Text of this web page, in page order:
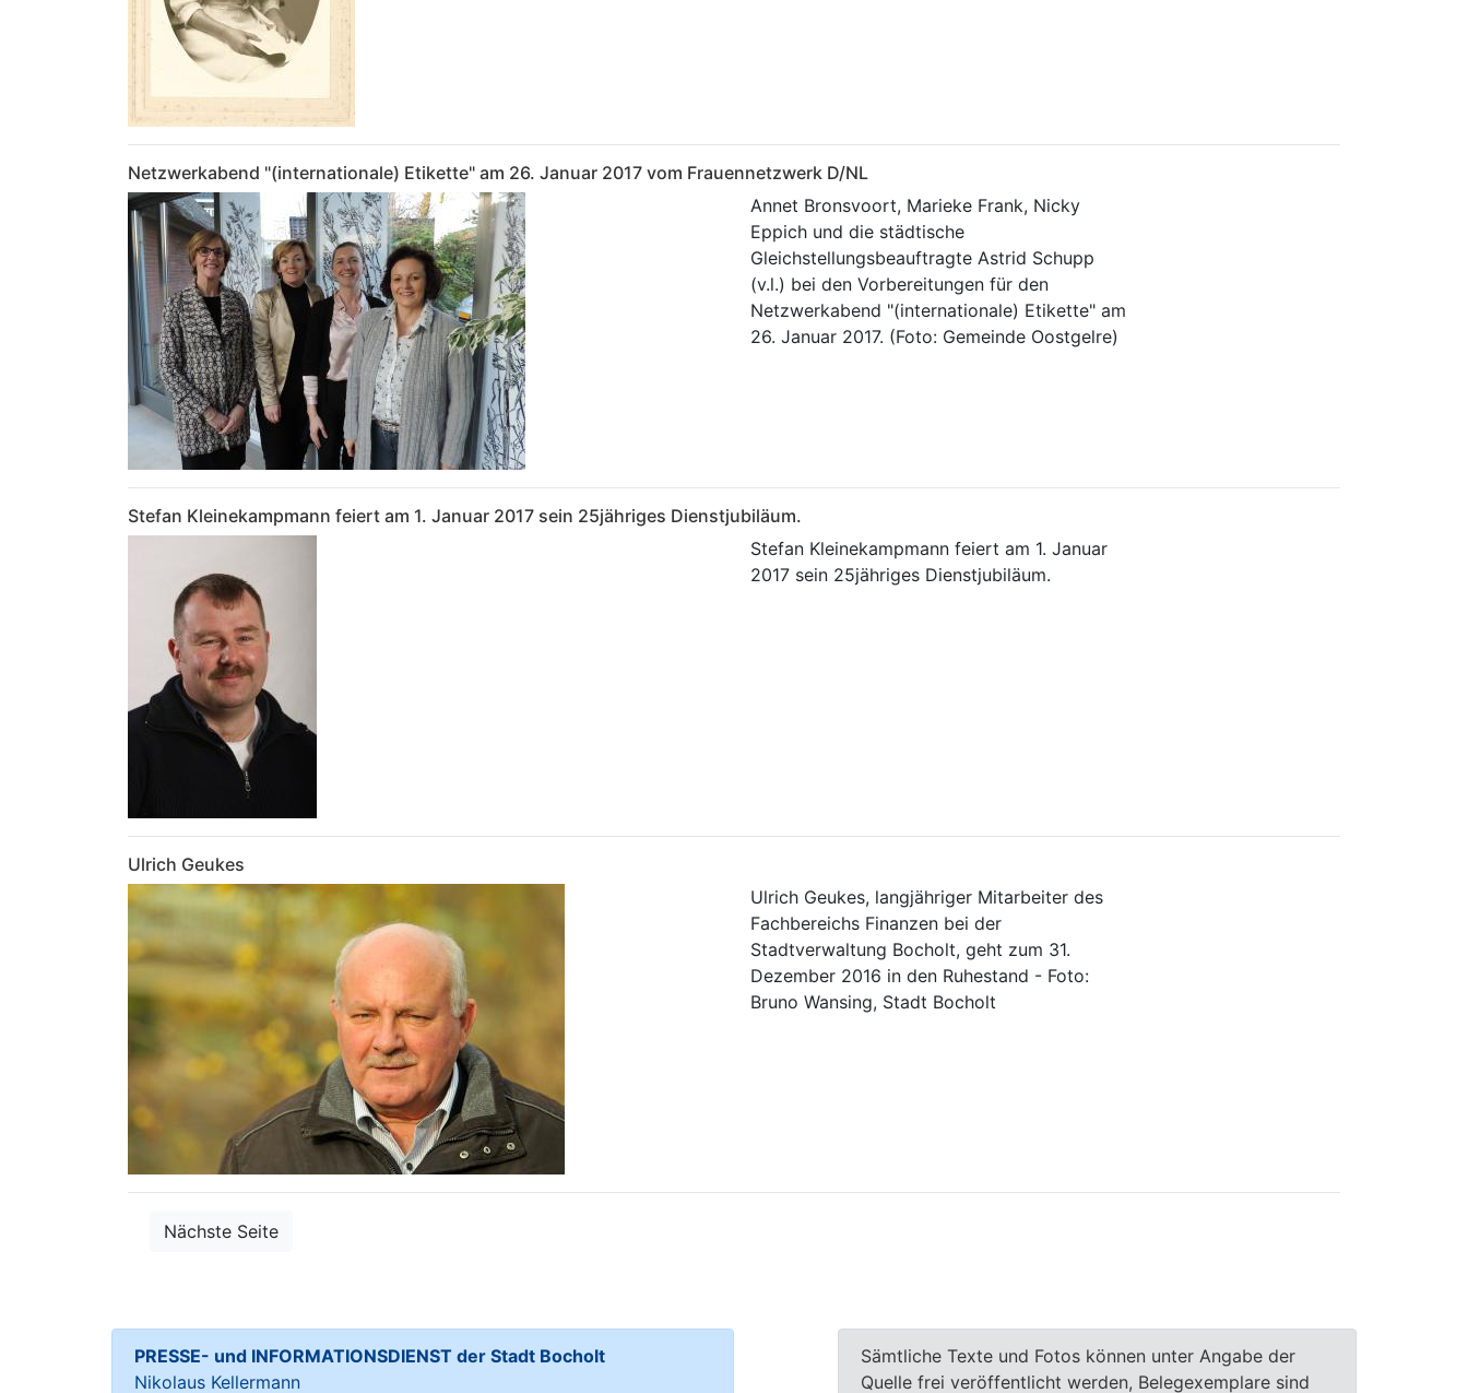
Netzwerkabend "(internationale) Etikette" am 26. Januar 2017 vom Frauennetzwerk D/NL
Annet Bronsvoort, Marieke Frank, Nicky
Eppich und die städtische
Gleichstellungsbeauftragte Astrid Schupp
(v.l.) bei den Vorbereitungen für den
Netzwerkabend "(internationale) Etikette" am
26. Januar 2017. (Foto: Gemeinde Oostgelre)
Stefan Kleinekampmann feiert am 1. Januar 2017 sein 25jähriges Dienstjubiläum.
Stefan Kleinekampmann feiert am 1. Januar
2017 sein 25jähriges Dienstjubiläum.
Ulrich Geukes
Ulrich Geukes, langjähriger Mitarbeiter des
Fachbereichs Finanzen bei der
Stadtverwaltung Bocholt, geht zum 31.
Dezember 2016 in den Ruhestand - Foto:
Bruno Wansing, Stadt Bocholt
Nächste Seite
PRESSE- und INFORMATIONSDIENST der Stadt Bocholt
Nikolaus Kellermann
Sämtliche Texte und Fotos können unter Angabe der
Quelle frei veröffentlicht werden, Belegexemplare sind